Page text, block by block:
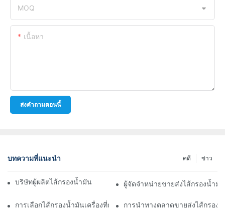
MOQ
เนื้อหา
ส่งคำถามตอนนี้
บทความที่แนะนำ ข่าว
คดี
บริษัทผู้ผลิตไส้กรองน้ำมันชั้นนำ: ภาพรวมที่ครอบคลุม
ผู้จัดจำหน่ายขายส่งไส้กรองน้ำมั
การเลือกไส้กรองน้ำมันเครื่องที่ถูกต้องสำหรับรุ่นรถของคุณ: ข้อควร
การนำทางตลาดขายส่งไส้กรอง